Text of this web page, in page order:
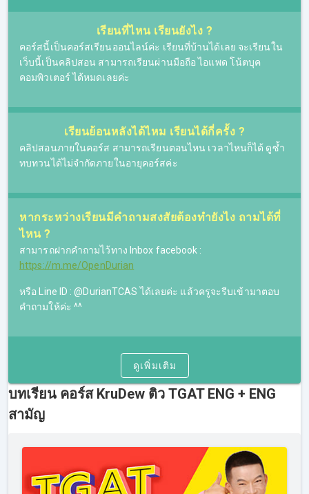
เรียนที่ไหน เรียนยังไง ?
คอร์สนี้เป็นคอร์สเรียนออนไลน์ค่ะ เรียนที่บ้านได้เลย จะเรียนใน
เว็บนี้เป็นคลิปสอน สามารถเรียนผ่านมือถือ ไอแพด โน้ตบุค
คอมพิวเตอร์ ได้หมดเลยค่ะ
เรียนย้อนหลังได้ไหม เรียนได้กี่ครั้ง ?
คลิปสอนภายในคอร์ส สามารถเรียนตอนไหน เวลาไหนก็ได้ ดูซ้ำ
ทบทวนได้ไม่จำกัดภายในอายุคอร์สค่ะ
หากระหว่างเรียนมีคำถามสงสัยต้องทำยังไง ถามได้ที่
ไหน ?
สามารถฝากคำถามไว้ทาง Inbox facebook :
https://m.me/OpenDurian
หรือ Line ID : @DurianTCAS ได้เลยค่ะ แล้วครูจะรีบเข้ามาตอบ
คำถามให้ค่ะ ^^
ดูเพิ่มเติม
บทเรียน คอร์ส KruDew ติว TGAT ENG + ENG
สามัญ